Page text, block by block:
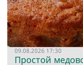
09.08.2026 17:30
Простой